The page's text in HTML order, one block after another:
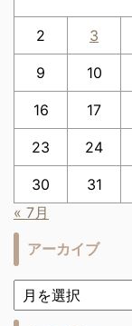
2 3
9 10
16 17
23 24
30
31
« 7月
アーカイブ